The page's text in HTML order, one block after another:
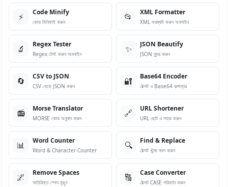
⚡ Code Minify
কোড মিনিফাই করুন 📂 XML Formatter
XML ফরম্যাট করুন অনলাইন
🔬 Regex Tester
Regex টেস্ট করুন অনলাইন ✨ JSON Beautify
JSON সুন্দর করুন
🔄 CSV to JSON
CSV থেকে JSON করুন 🔐 Base64 Encoder
টেক্সট ও Base64 রূপান্তর
📻 Morse Translator
MORSE কোড অনুবাদ করুন 🔗 URL Shortener
URL ছোট ও সহজ করুন
📊 Word Counter
Word & Character Counter 🔍 Find & Replace
টেক্সট খুঁজে বদল করুন
🌌 Remove Spaces
অতিরিক্ত স্পেস মুছুন 🔠 Case Converter
টেক্সট CASE পরিবর্তন করুন